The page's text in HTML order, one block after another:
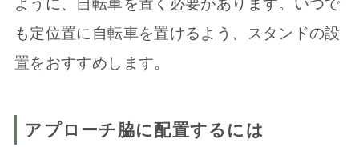
ように、自転車を置く必要があります。いつで
も定位置に自転車を置けるよう、スタンドの設
置をおすすめします。
アプローチ脇に配置するには